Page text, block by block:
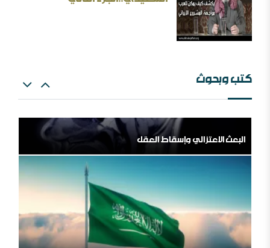
اللهم اشغل الظالمين بالظالمين
كتب وبحوث
البعث الاعتزالي وإسقاط العقل
المملكة العربية السعودية ، فلسلفة النشأة ، تنظيراً وتطبيقا.